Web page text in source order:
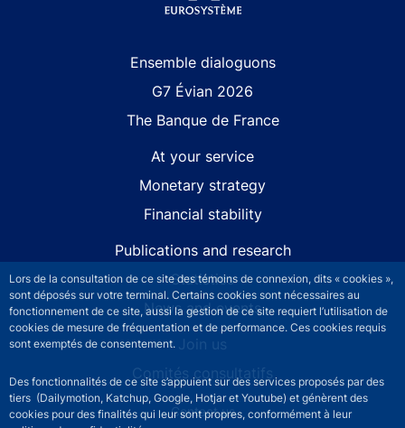
Lors de la consultation de ce site des témoins de connexion, dits « cookies »,
sont déposés sur votre terminal. Certains cookies sont nécessaires au
fonctionnement de ce site, aussi la gestion de ce site requiert l’utilisation de
cookies de mesure de fréquentation et de performance. Ces cookies requis
sont exemptés de consentement.
Des fonctionnalités de ce site s’appuient sur des services proposés par des
tiers (Dailymotion, Katchup, Google, Hotjar et Youtube) et génèrent des
cookies pour des finalités qui leur sont propres, conformément à leur
Ensemble dialoguons
G7 Évian 2026
The Banque de France
At your service
Monetary strategy
Financial stability
Publications and research
Statistics
News and events
Join us
Comités consultatifs
Footer secondary menuContact us